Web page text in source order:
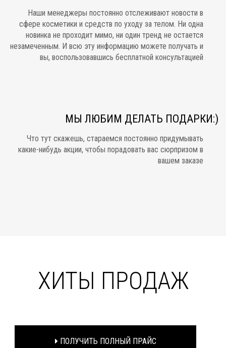
Наши менеджеры постоянно отслеживают новости в
сфере косметики и средств по уходу за телом. Ни одна
новинка не проходит мимо, ни один тренд не остается
незамеченным. И всю эту информацию можете получать и
вы, воспользовавшись бесплатной консультацией
МЫ ЛЮБИМ ДЕЛАТЬ ПОДАРКИ:)
Что тут скажешь, стараемся постоянно придумывать
какие-нибудь акции, чтобы порадовать вас сюрпризом в
вашем заказе
ХИТЫ ПРОДАЖ
ПОЛУЧИТЬ ПОЛНЫЙ ПРАЙС